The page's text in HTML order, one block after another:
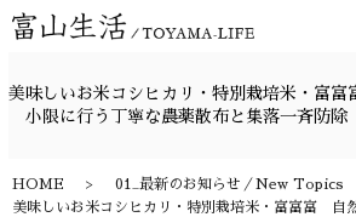
美味しいお米コシヒカリ・特別栽培米・富
小限に行う丁寧な農薬散布と集落一斉防
HOME
01_最新のお知らせ／New Topics
美味しいお米コシヒカリ・特別栽培米・富富富 自